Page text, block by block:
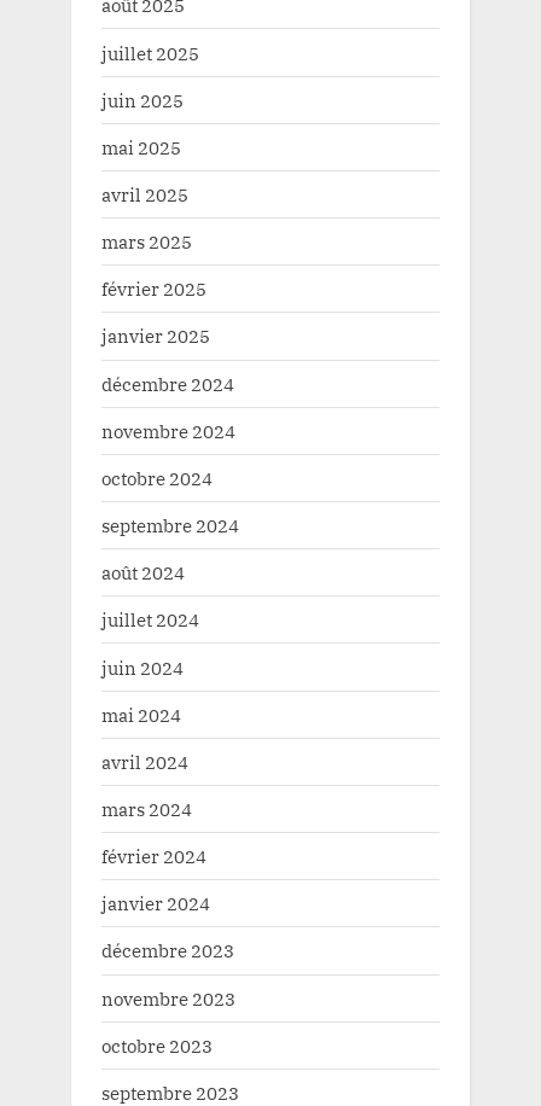
août 2025
juillet 2025
juin 2025
mai 2025
avril 2025
mars 2025
février 2025
janvier 2025
décembre 2024
novembre 2024
octobre 2024
septembre 2024
août 2024
juillet 2024
juin 2024
mai 2024
avril 2024
mars 2024
février 2024
janvier 2024
décembre 2023
novembre 2023
octobre 2023
septembre 2023